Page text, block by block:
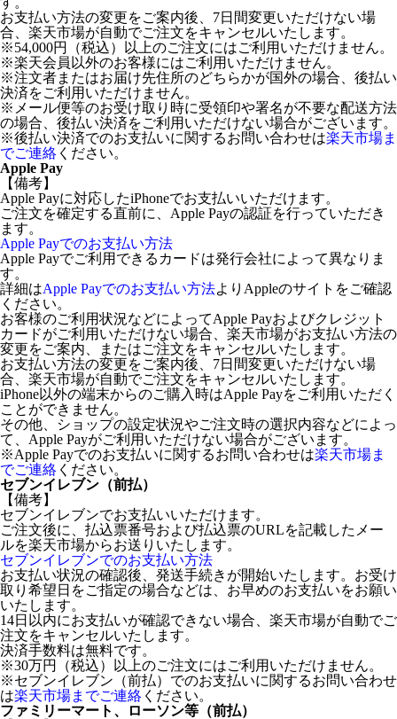
お支払い方法の変更をご案内後、7日間変更いただけない場
合、楽天市場が自動でご注文をキャンセルいたします。
※54,000円（税込）以上のご注文にはご利用いただけません。
※楽天会員以外のお客様にはご利用いただけません。
※注文者またはお届け先住所のどちらかが国外の場合、後払い
決済をご利用いただけません。
※メール便等のお受け取り時に受領印や署名が不要な配送方法
の場合、後払い決済をご利用いただけない場合がございます。
※後払い決済でのお支払いに関するお問い合わせは楽天市場ま
でご連絡 ください。
Apple Pay
【備考】
Apple Payに対応したiPhoneでお支払いいただけます。
ご注文を確定する直前に、Apple Payの認証を行っていただき
ます。
Apple Payでのお支払い方法
Apple Payでご利用できるカードは発行会社によって異なりま
す。
詳細はApple Payでのお支払い方法よりAppleのサイトをご確認
ください。
お客様のご利用状況などによってApple Payおよびクレジット
カードがご利用いただけない場合、楽天市場がお支払い方法の
変更をご案内、またはご注文をキャンセルいたします。
お支払い方法の変更をご案内後、7日間変更いただけない場
合、楽天市場が自動でご注文をキャンセルいたします。
iPhone以外の端末からのご購入時はApple Payをご利用いただく
ことができません。
その他、ショップの設定状況やご注文時の選択内容などによっ
て、Apple Payがご利用いただけない場合がございます。
※Apple Payでのお支払いに関するお問い合わせは楽天市場ま
でご連絡 ください。
セブンイレブン（前払）
【備考】
セブンイレブンでお支払いいただけます。
ご注文後に、払込票番号および払込票のURLを記載したメー
ルを楽天市場からお送りいたします。
セブンイレブンでのお支払い方法
お支払い状況の確認後、発送手続きが開始いたします。お受け
取り希望日をご指定の場合などは、お早めのお支払いをお願い
いたします。
14日以内にお支払いが確認できない場合、楽天市場が自動でご
注文をキャンセルいたします。
決済手数料は無料です。
※30万円（税込）以上のご注文にはご利用いただけません。
※セブンイレブン（前払）でのお支払いに関するお問い合わせ
は楽天市場までご連絡 ください。
ファミリーマート、ローソン等（前払）